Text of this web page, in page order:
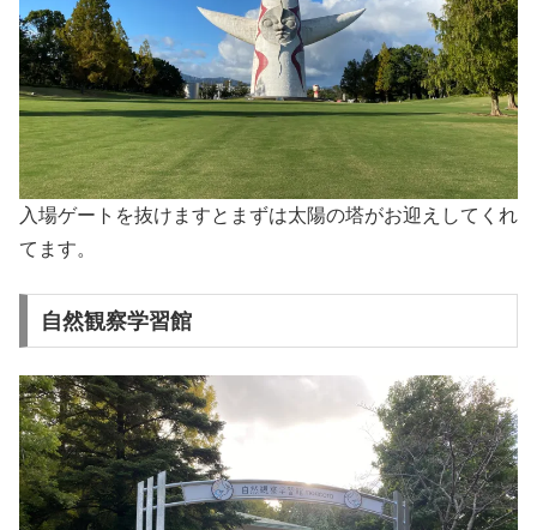
入場ゲートを抜けますとまずは太陽の塔がお迎えしてくれ
てます。
自然観察学習館